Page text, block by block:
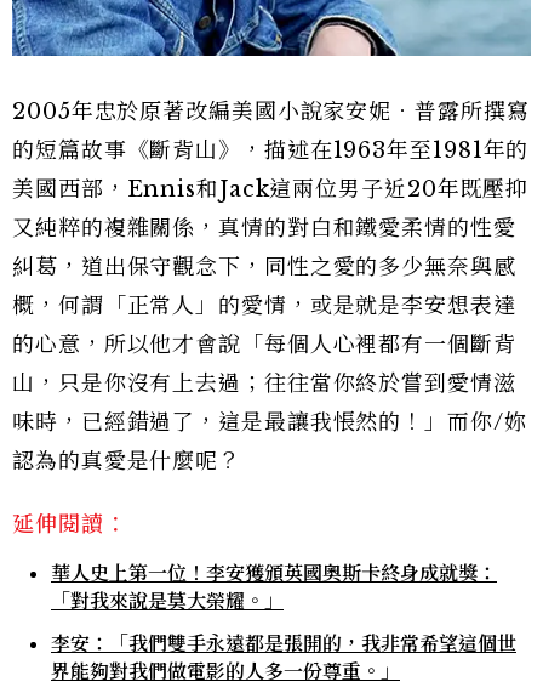
2005年忠於原著改編美國小說家安妮．普露所撰寫
的短篇故事《斷背山》，描述在1963年至1981年的
美國西部，Ennis和Jack這兩位男子近20年既壓抑
又純粹的複雜關係，真情的對白和鐵愛柔情的性愛
糾葛，道出保守觀念下，同性之愛的多少無奈與感
概，何謂「正常人」的愛情，或是就是李安想表達
的心意，所以他才會說「每個人心裡都有一個斷背
山，只是你沒有上去過；往往當你終於嘗到愛情滋
味時，已經錯過了，這是最讓我悵然的！」而你/妳
認為的真愛是什麼呢？
延伸閱讀：
華人史上第一位！李安獲頒英國奧斯卡終身成就獎：
「對我來說是莫大榮耀。」
李安：「我們雙手永遠都是張開的，我非常希望這個世
界能夠對我們做電影的人多一份尊重。」